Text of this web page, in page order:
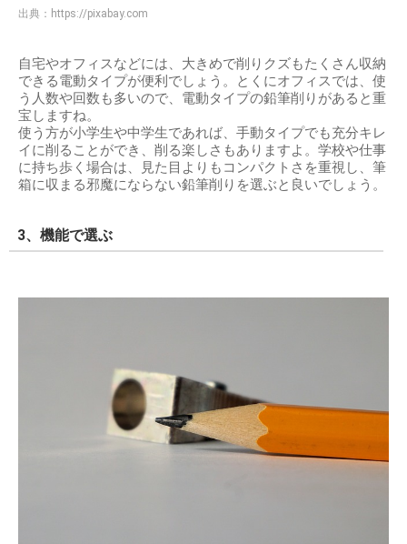
出典： https://pixabay.com
自宅やオフィスなどには、大きめで削りクズもたくさん収納
できる電動タイプが便利でしょう。とくにオフィスでは、使
う人数や回数も多いので、電動タイプの鉛筆削りがあると重
宝しますね。
使う方が小学生や中学生であれば、手動タイプでも充分キレ
イに削ることができ、削る楽しさもありますよ。学校や仕事
に持ち歩く場合は、見た目よりもコンパクトさを重視し、筆
箱に収まる邪魔にならない鉛筆削りを選ぶと良いでしょう。
3、機能で選ぶ